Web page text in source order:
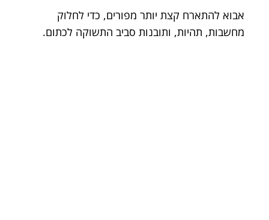
אבוא להתארח קצת יותר מפורים, כדי לחלוק
מחשבות, תהיות, ותובנות סביב התשוקה לכתום.